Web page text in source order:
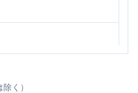
く）